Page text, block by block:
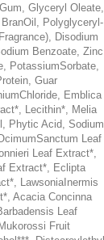
Glyceryl Oleate,
Polyglyceryl-
Disodium
Benzoate, Zinc
PotassiumSorbate,
Guar
Emblica
Lecithin*, Melia
Phytic Acid, Sodium
Leaf
Leaf Extract*,
Extract*, Eclipta
LawsoniaInermis
Acacia Concinna
Leaf
Fruit